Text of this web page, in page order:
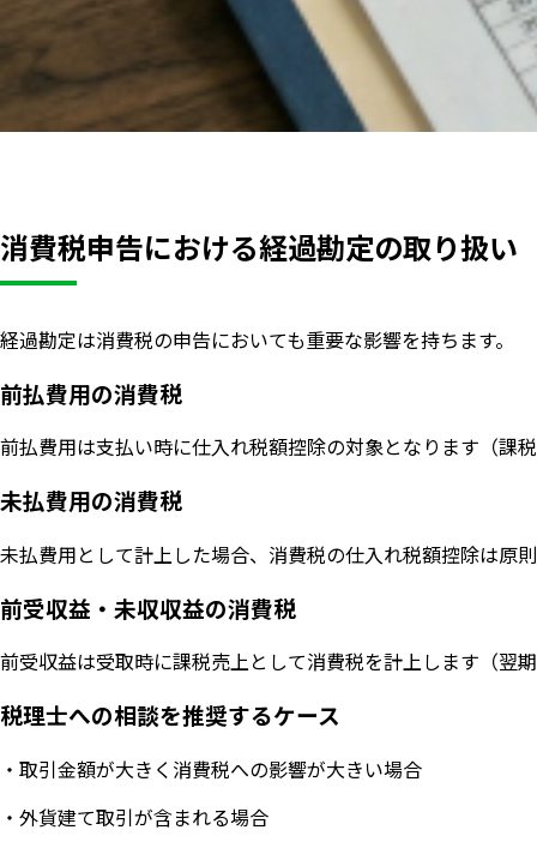
消費税申告における経過勘定の取り扱い
経過勘定は消費税の申告においても重要な影響を持ちます。
前払費用の消費税
前払費用は支払い時に仕入れ税額控除の対象となります（課
未払費用の消費税
未払費用として計上した場合、消費税の仕入れ税額控除は原
前受収益・未収収益の消費税
前受収益は受取時に課税売上として消費税を計上します（翌
税理士への相談を推奨するケース
・取引金額が大きく消費税への影響が大きい場合
・外貨建て取引が含まれる場合